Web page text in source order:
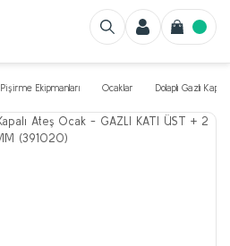
Pişirme Ekipmanları Ocaklar Dolaplı Gazlı